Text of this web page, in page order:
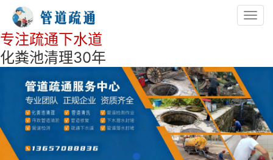
专注疏通下水道
化粪池清理30年